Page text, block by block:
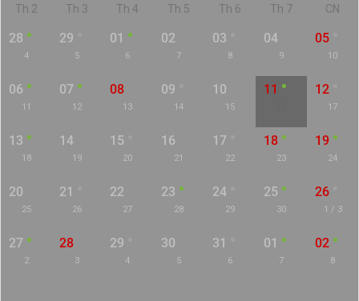
Th 2 Th 3 Th 4 Th 5 Th 6 Th 7 CN
28
4
29
5
01
6
02
7
03
8
04
9
05
10
06
11
07
12
08
13
09
14
10
15
11 12
17
13
18
14
19
15
20
16
21
17
22
18
23
19
24
20
25
21
26
22
27
23
28
24
29
25
30
26
1 / 3
27
2
28
3
29
4
30
5
31
6
01
7
02
8